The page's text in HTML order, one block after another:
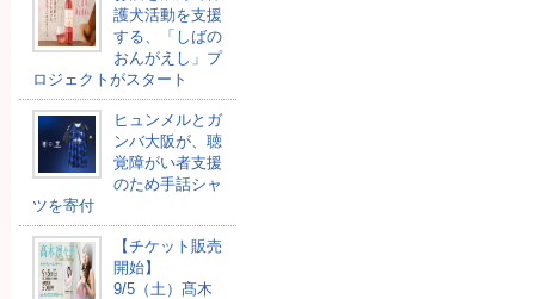
護犬活動を支援
する、「しばの
おんがえし」プ
ロジェクトがスタート
ヒュンメルとガ
ンバ大阪が、聴
覚障がい者支援
のため手話シャ
ツを寄付
【チケット販売
開始】
9/5（土）髙木